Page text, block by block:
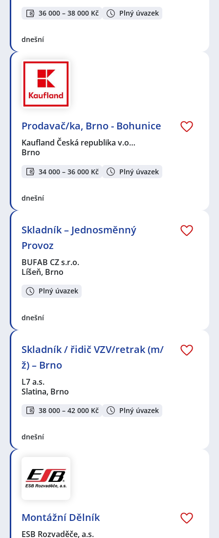
36 000 – 38 000 Kč Plný úvazek
dnešní
Prodavač/ka, Brno - Bohunice
Kaufland Česká republika v.o…
Brno
34 000 – 36 000 Kč Plný úvazek
dnešní
Skladník – Jednosměnný
Provoz
BUFAB CZ s.r.o.
Líšeň, Brno
Plný úvazek
dnešní
Skladník / řidič VZV/retrak (m/
ž) – Brno
L7 a.s.
Slatina, Brno
38 000 – 42 000 Kč Plný úvazek
dnešní
Montážní Dělník
ESB Rozvaděče, a.s.